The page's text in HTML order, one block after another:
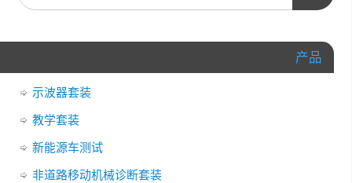
产品
示波器套装
教学套装
新能源车测试
非道路移动机械诊断套装